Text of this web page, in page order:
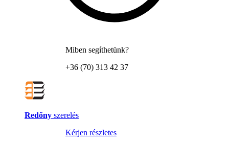
Miben segíthetünk?
+36 (70) 313 42 37
Redőny szerelés
Kérjen részletes